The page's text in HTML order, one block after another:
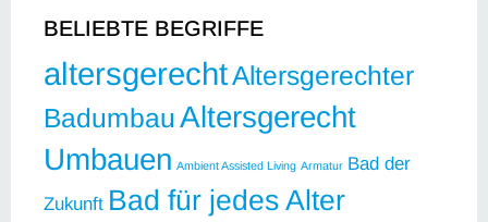
BELIEBTE BEGRIFFE
altersgerechtAltersgerechter
Badumbau Altersgerecht
Umbauen Ambient Assisted Living Armatur Bad der
Zukunft Bad für jedes Alter